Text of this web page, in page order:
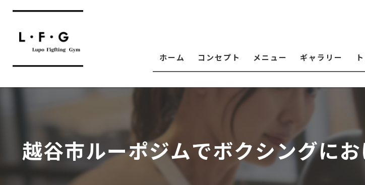
ホーム コンセプト メニュー ギャラリー
越谷市ルーポジムでボクシングに